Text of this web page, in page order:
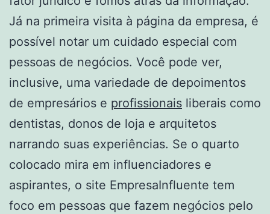
Já na primeira visita à página da empresa, é
possível notar um cuidado especial com
pessoas de negócios. Você pode ver,
inclusive, uma variedade de depoimentos
de empresários e profissionais liberais como
dentistas, donos de loja e arquitetos
narrando suas experiências. Se o quarto
colocado mira em influenciadores e
aspirantes, o site EmpresaInfluente tem
foco em pessoas que fazem negócios pelo